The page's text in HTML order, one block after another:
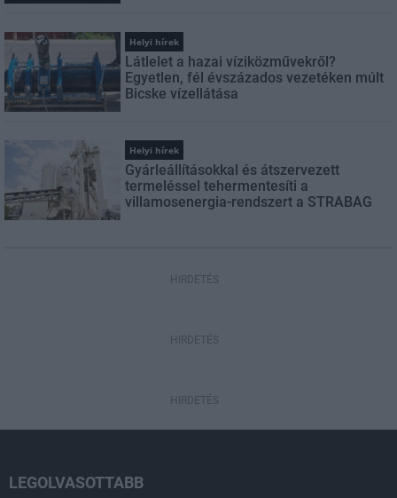
Helyi hírek
Látlelet a hazai víziközművekről?
Egyetlen, fél évszázados vezetéken múlt
Bicske vízellátása
Helyi hírek
Gyárleállításokkal és átszervezett
termeléssel tehermentesíti a
villamosenergia-rendszert a STRABAG
HIRDETÉS
HIRDETÉS
HIRDETÉS
LEGOLVASOTTABB